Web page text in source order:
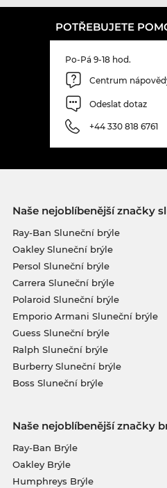
POTŘEBUJETE
Po-Pá 9-18 hod.
Centrum
Odeslat dotaz
+44 330 818 6761
Naše nejoblíbenější značky
Ray-Ban Sluneční brýle
Oakley Sluneční brýle
Persol Sluneční brýle
Carrera Sluneční brýle
Polaroid Sluneční brýle
Emporio Armani Sluneční brýle
Guess Sluneční brýle
Ralph Sluneční brýle
Burberry Sluneční brýle
Boss Sluneční brýle
Naše nejoblíbenější značky
Ray-Ban Brýle
Oakley Brýle
Humphreys Brýle